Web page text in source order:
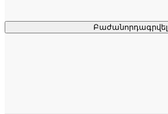
Բաժանորդագրվել